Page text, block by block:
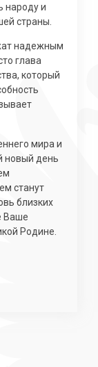
народу и
страны.
надежным
глава
который
мира и
новый день
станут
близких
Ваше
Родине.